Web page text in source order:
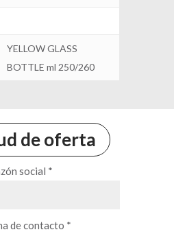
YELLOW GLASS
BOTTLE ml 250/260
de oferta
social *
de contacto *